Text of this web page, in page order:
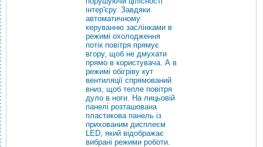
інтер'єру. Завдяки
автоматичному
керуванню заслінками в
режимі охолодження
потік повітря прямує
вгору, щоб не дмухати
прямо в користувача. А в
режимі обігріву кут
вентиляції спрямований
вниз, щоб тепле повітря
дуло в ноги. На лицьовій
панелі розташована
пластикова панель із
прихованим дисплеєм
LED, який відображає
вибрані режими роботи.